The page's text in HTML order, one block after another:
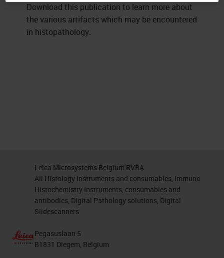
Download this publication to learn more about
the various artifacts which may be encountered
in histopathology.
Leica Microsystems Belgium BVBA
All Histology Instruments and consumables, Immuno
Histochemistry Instruments, consumables and
antibodies, Digital Pathology solutions, Digital
Slidescanners
Pegasuslaan 5
B1831 Diegem, Belgium